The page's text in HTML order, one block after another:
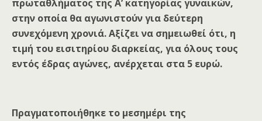
πρωταθλήματος της Α’ κατηγορίας γυναικών,
στην οποία θα αγωνιστούν για δεύτερη
συνεχόμενη χρονιά. Αξίζει να σημειωθεί ότι, η
τιμή του εισιτηρίου διαρκείας, για όλους τους
εντός έδρας αγώνες, ανέρχεται στα 5 ευρώ.
Πραγματοποιήθηκε το μεσημέρι της